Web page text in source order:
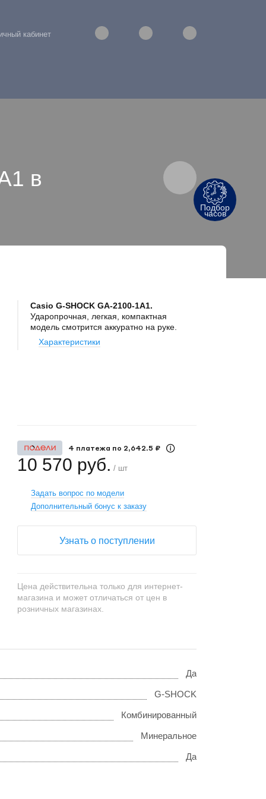
кабинет
в
Casio G-SHOCK GA-2100-1A1.
Ударопрочная, легкая, компактная
модель смотрится аккуратно на руке.
Характеристики
4 платежа по 2,642.5 ₽
10 570 руб. / шт
Задать вопрос по модели
Дополнительный бонус к заказу
Узнать о поступлении
Цена действительна только для интернет-
магазина и может отличаться от цен в
розничных магазинах.
Да
G-SHOCK
Комбинированный
Минеральное
Да
Подбор
часов